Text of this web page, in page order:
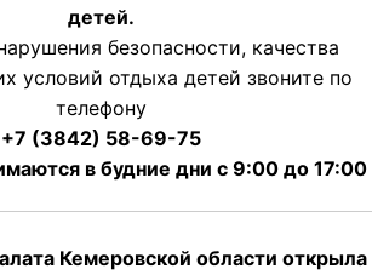
детей.
безопасности, качества
условий отдыха детей звоните по
телефону
+7 (3842) 58-69-75
в будние дни с 9:00 до 17:00
Кемеровской области открыла